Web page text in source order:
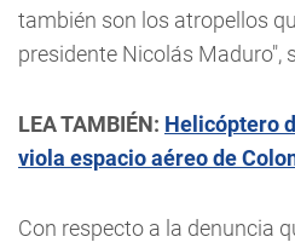
también son los atropellos
presidente Nicolás Maduro",
LEA TAMBIÉN: Helicóptero
viola espacio aéreo de
Con respecto a la denuncia